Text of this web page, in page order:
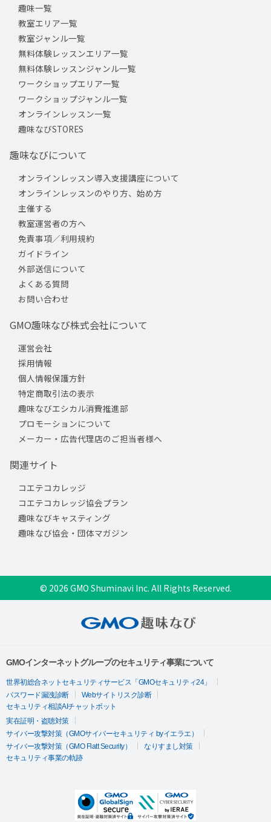
趣味一覧
教室エリア一覧
教室ジャンル一覧
無料体験レッスンエリア一覧
無料体験レッスンジャンル一覧
ワークショップエリア一覧
ワークショップジャンル一覧
オンラインレッスン一覧
趣味なびSTORES
趣味なびについて
オンラインレッスン導入支援講座について
オンラインレッスンのやり方、始め方
主催する
教室運営者の方へ
免責事項／利用規約
ガイドライン
外部送信について
よくある質問
お問い合わせ
GMO趣味なび株式会社について
運営会社
採用情報
個人情報保護方針
特定商取引法の表示
趣味なびエシカル消費推進部
プロモーションについて
メーカー・広告代理店のご担当者様へ
関連サイト
コエテコカレッジ
コエテコカレッジ協会プラン
趣味なびキャスティング
趣味なび協会・団体マガジン
© 2026 GMO Shuminavi Inc. All Rights Reserved.